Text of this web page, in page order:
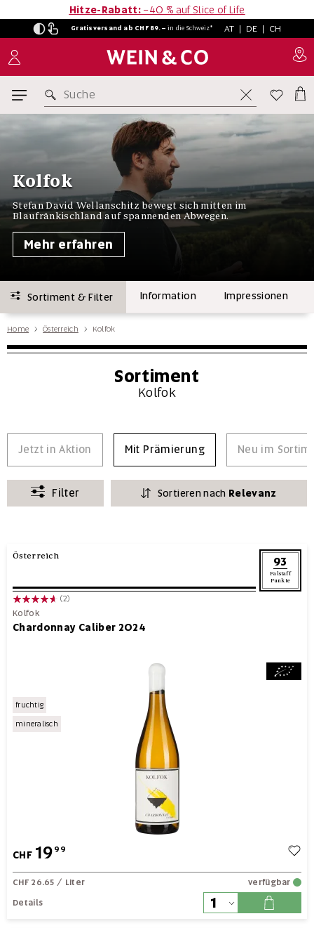
Hitze-Rabatt: −40 % auf Slice of Life
Gratisversand ab CHF 89.– in die Schweiz* AT | DE | CH
Suche
Kolfok
Stefan David Wellanschitz bewegt sich mitten im
Blaufränkischland auf spannenden Abwegen.
Mehr erfahren
Sortiment & Filter Information Impressionen
Home Österreich Kolfok
Sortiment
Kolfok
Jetzt in Aktion Mit Prämierung Neu im
Filter Sortieren nach Relevanz
Österreich 93
Falstaff
Punkte
(2)
Kolfok
Chardonnay Caliber 2024
fruchtig
mineralisch
CHF 1999
CHF 26.65 / Liter
verfügbar
Details